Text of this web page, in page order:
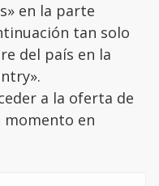
en la parte
tan solo
del país en la
a la oferta de
en